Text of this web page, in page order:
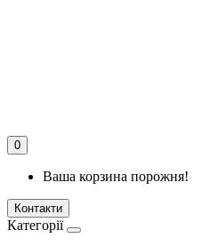
0
Ваша корзина порожня!
Контакти
Категорії